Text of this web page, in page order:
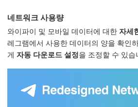
네트워크 사용량
와이파이 및 모바일 데이터에 대한 자세
레그램에서 사용한 데이터의 양을 확인
게 자동 다운로드 설정을 조정할 수 있습